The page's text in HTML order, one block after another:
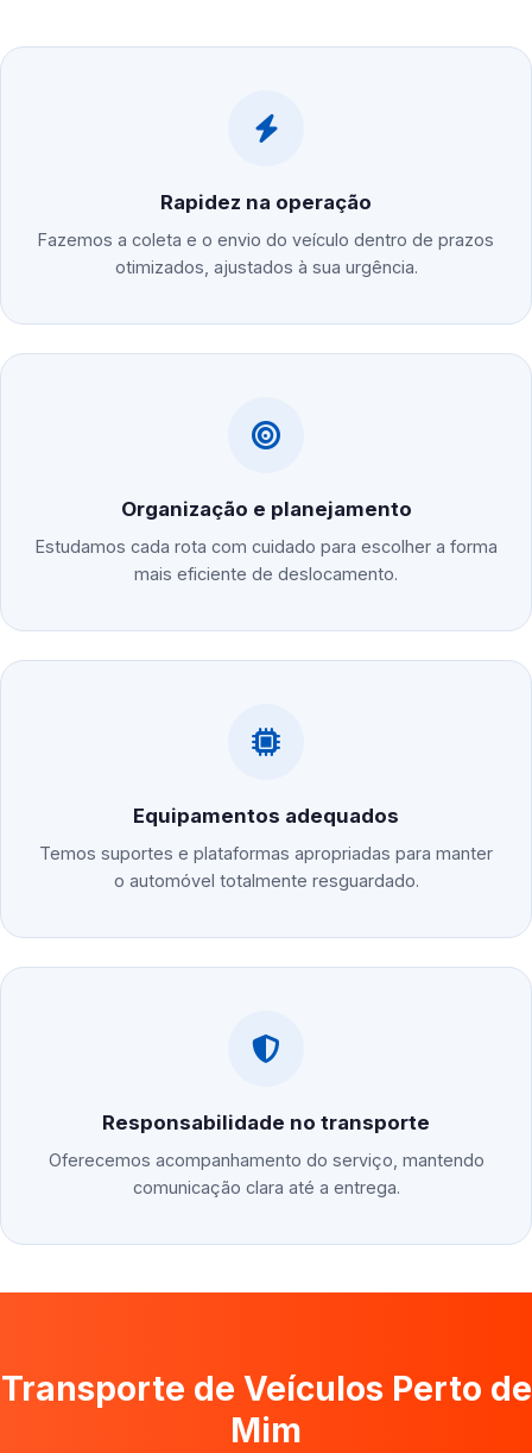
Rapidez na operação
Fazemos a coleta e o envio do veículo dentro de prazos
otimizados, ajustados à sua urgência.
Organização e planejamento
Estudamos cada rota com cuidado para escolher a forma
mais eficiente de deslocamento.
Equipamentos adequados
Temos suportes e plataformas apropriadas para manter
o automóvel totalmente resguardado.
Responsabilidade no transporte
Oferecemos acompanhamento do serviço, mantendo
comunicação clara até a entrega.
Transporte de Veículos Perto de
Mim